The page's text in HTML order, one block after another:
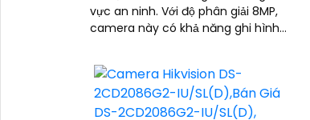
vực an ninh. Với độ phân giải 8MP,
camera này có khả năng ghi hình
nét, rõ ràng